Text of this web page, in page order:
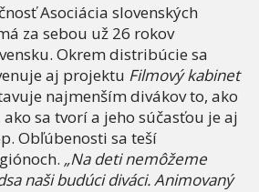
Asociácia slovenských
za sebou už 26 rokov
Okrem distribúcie sa
aj projektu Filmový kabinet
najmenším divákov to, ako
sa tvorí a jeho súčasťou je aj
Obľúbenosti sa teší
„Na deti nemôžeme
naši budúci diváci. Animovaný